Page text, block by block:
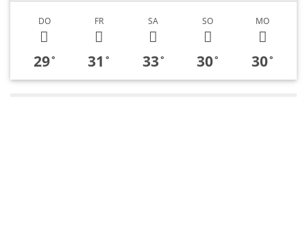
DO
29°
FR
31 °
SA
33°
SO
30°
MO
30°